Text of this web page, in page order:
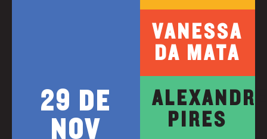
VANESSA
DA MATA
29 DE
NOV
PIRES